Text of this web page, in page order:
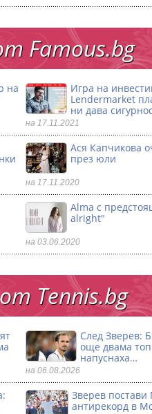
Famous.bg
на
Игра на
Lendermarket
ни дава
на 17.11.2021
Ася Капчикова
през юли
на 17.11.2020
Alma с
alright"
на 03.06.2020
Тennis.bg
След Зверев:
още двама
напуснаха…
на 06.08.2026
Зверев постави
антирекорд в